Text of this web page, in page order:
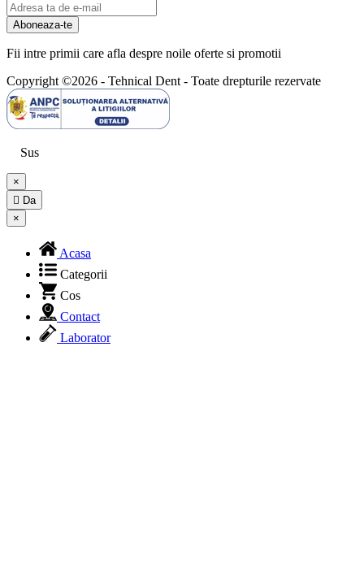
Aboneaza-te
Fii intre primii care afla despre noile oferte si promotii
Copyright ©2026 - Tehnical Dent - Toate drepturile rezervate
Sus
×
 Da
×
Acasa
Categorii
Cos
Contact
Laborator